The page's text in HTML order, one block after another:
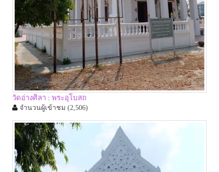
วัดอ่างศิลา : พระอุโบสถ
จำนวนผู้เข้าชม (2,506)